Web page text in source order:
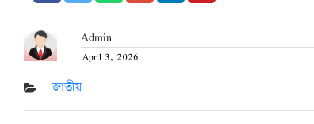
Admin
Posted
on
April 3, 2026
জাতীয়